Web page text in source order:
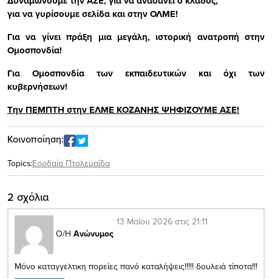
για να γυρίσουμε σελίδα και στην ΟΛΜΕ!
Για να γίνει πράξη μια μεγάλη, ιστορική ανατροπή στην
Ομοσπονδία!
Για Ομοσπονδία των εκπαιδευτικών και όχι των
κυβερνήσεων!
Την ΠΕΜΠΤΗ στην ΕΛΜΕ ΚΟΖΑΝΗΣ ΨΗΦΙΖΟΥΜΕ ΑΣΕ!
Κοινοποίηση:
Topics:Εορδαία Πτολεμαΐδα
2 σχόλια
Ο/Η Ανώνυμος
13 Μαΐου 2026 στις 21:11
Μόνο καταγγελτικη πορείες πανό καταλήψεις!!!!! δουλειά τίποτα!!!